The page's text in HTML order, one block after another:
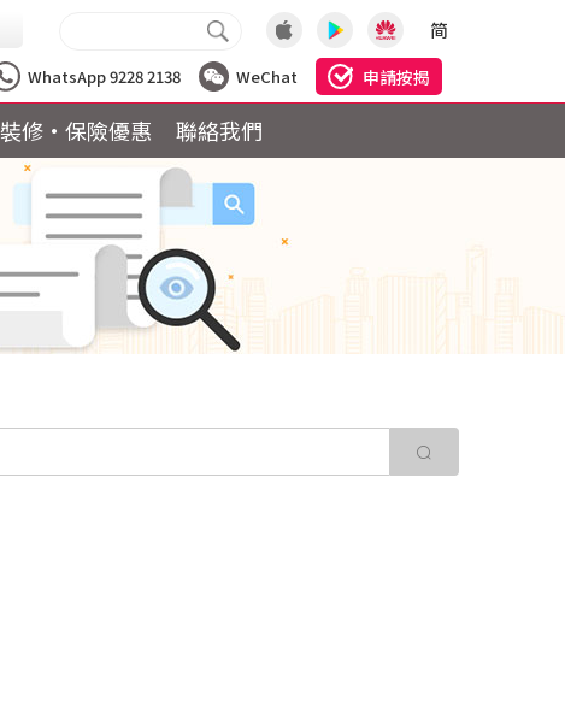
简
WhatsApp 9228 2138 WeChat 申請按揭
裝修·保險優惠 聯絡我們